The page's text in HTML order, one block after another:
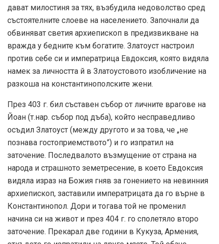
дават милостиня за тях, възбудила недоволство сред
състоятелните слоеве на населението. Започнали да
обвиняват светия архиепископ в предизвикване на
вражда у бедните към богатите. Златоуст настроил
против себе си и императрица Евдоксия, която видяла
намек за личността й в Златоустовото изобличение на
разкоша на константинополските жени.
През 403 г. бил съставен събор от личните врагове на
Йоан (т.нар. събор под дъба), който несправедливо
осъдил Златоуст (между другото и за това, че „не
познава гостоприемството”) и го изпратил на
заточение. Последвалото възмущение от страна на
народа и страшното земетресение, в което Евдоксия
видяла израз на Божия гняв за гонението на невинния
архиепископ, заставили императрицата да го върне в
Константинопол. Дори и тогава той не променил
начина си на живот и през 404 г. го сполетяло второ
заточение. Прекарал две години в Кукуза, Армения,